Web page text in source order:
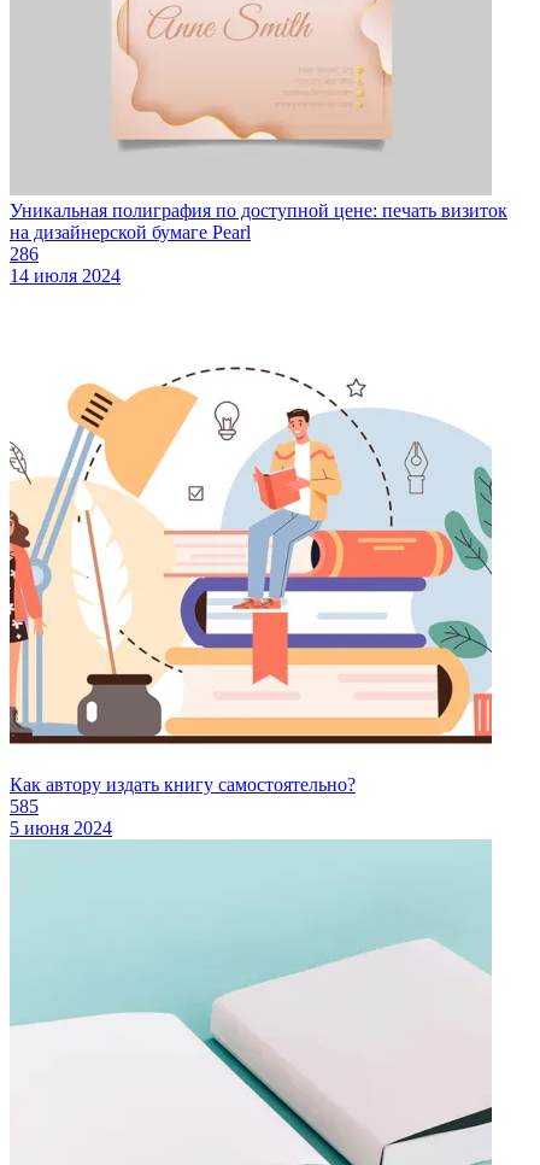
Уникальная полиграфия по доступной цене: печать визиток
на дизайнерской бумаге Pearl
286
14 июля 2024
Как автору издать книгу самостоятельно?
585
5 июня 2024